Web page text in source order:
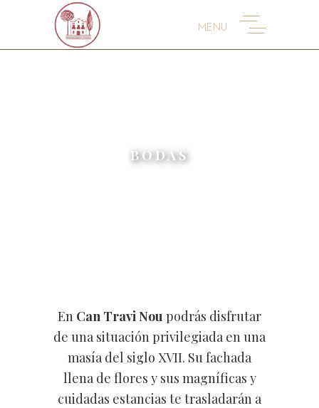
BODAS
En Can Travi Nou podrás disfrutar
de una situación privilegiada en una
masía del siglo XVII. Su fachada
llena de flores y sus magníficas y
cuidadas estancias te trasladarán a